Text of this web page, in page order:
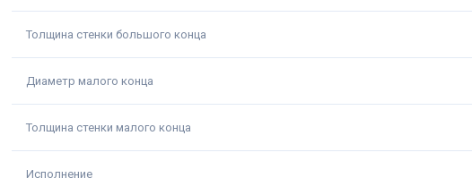
Толщина стенки большого конца
Диаметр малого конца
Толщина стенки малого конца
Исполнение